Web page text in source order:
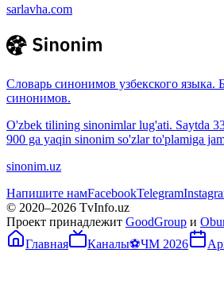
sarlavha.com
Словарь синонимов узбекского языка.
синонимов.
O'zbek tilining sinonimlar lug'ati. Saytda
900 ga yaqin sinonim so'zlar to'plamiga
sinonim.uz
Напишите намFacebookTelegram
© 2020–2026 TvInfo.uz
Проект принадлежит GoodGroup и
Главная
Каналы⚽ЧМ 2026